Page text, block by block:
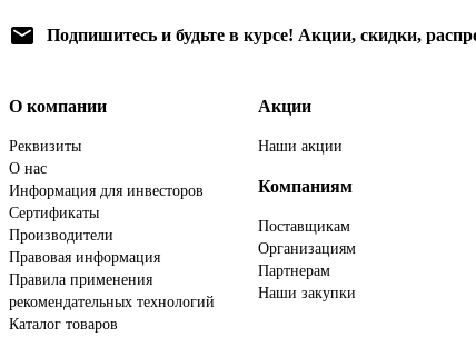
Подпишитесь и будьте в курсе! Акции, скидки,
О компании
Реквизиты
О нас
Информация для инвесторов
Сертификаты
Производители
Правовая информация
Правила применения
рекомендательных технологий
Каталог товаров
Акции
Наши акции
Компаниям
Поставщикам
Организациям
Партнерам
Наши закупки